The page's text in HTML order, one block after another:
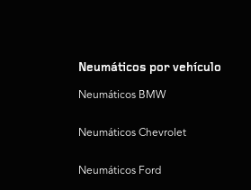
Neumáticos por vehículo
Neumáticos BMW
Neumáticos Chevrolet
Neumáticos Ford